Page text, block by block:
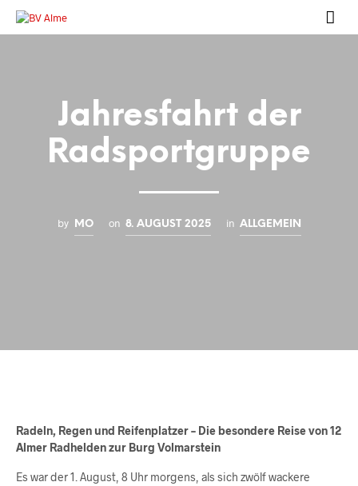
Jahresfahrt der
Radsportgruppe
by MO on 8. AUGUST 2025 in ALLGEMEIN
Radeln, Regen und Reifenplatzer – Die besondere Reise von 12
Almer Radhelden zur Burg Volmarstein
Es war der 1. August, 8 Uhr morgens, als sich zwölf wackere